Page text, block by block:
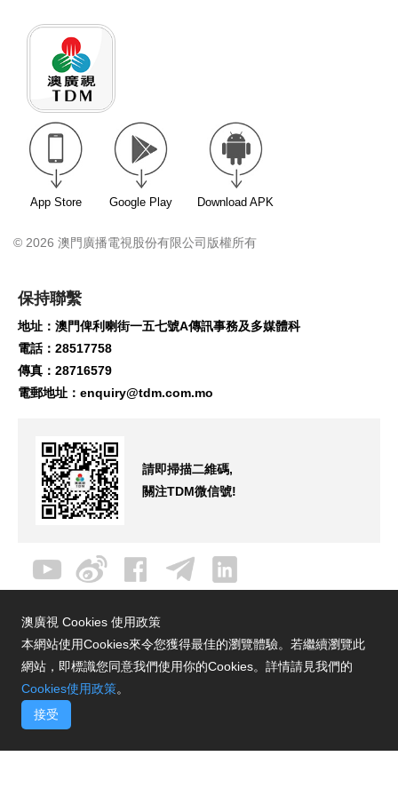
App Store Google Play Download APK
© 2026 澳門廣播電視股份有限公司版權所有
保持聯繫
地址：澳門俾利喇街一五七號A傳訊事務及多媒體科
電話：28517758
傳真：28716579
電郵地址： enquiry@tdm.com.mo
請即掃描二維碼,
關注TDM微信號!
澳廣視 Cookies 使用政策
本網站使用Cookies來令您獲得最佳的瀏覽體驗。若繼續瀏覽此
網站，即標識您同意我們使用你的Cookies。詳情請見我們的
Cookies使用政策。
接受